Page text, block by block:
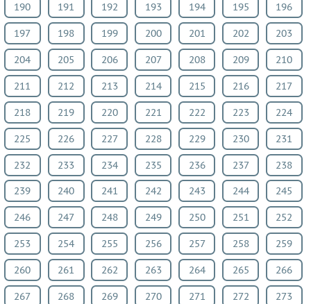
190 191 192 193 194 195 196
197 198 199 200 201 202 203
204 205 206 207 208 209 210
211 212 213 214 215 216 217
218 219 220 221 222 223 224
225 226 227 228 229 230 231
232 233 234 235 236 237 238
239 240 241 242 243 244 245
246 247 248 249 250 251 252
253 254 255 256 257 258 259
260 261 262 263 264 265 266
267 268 269 270 271 272 273